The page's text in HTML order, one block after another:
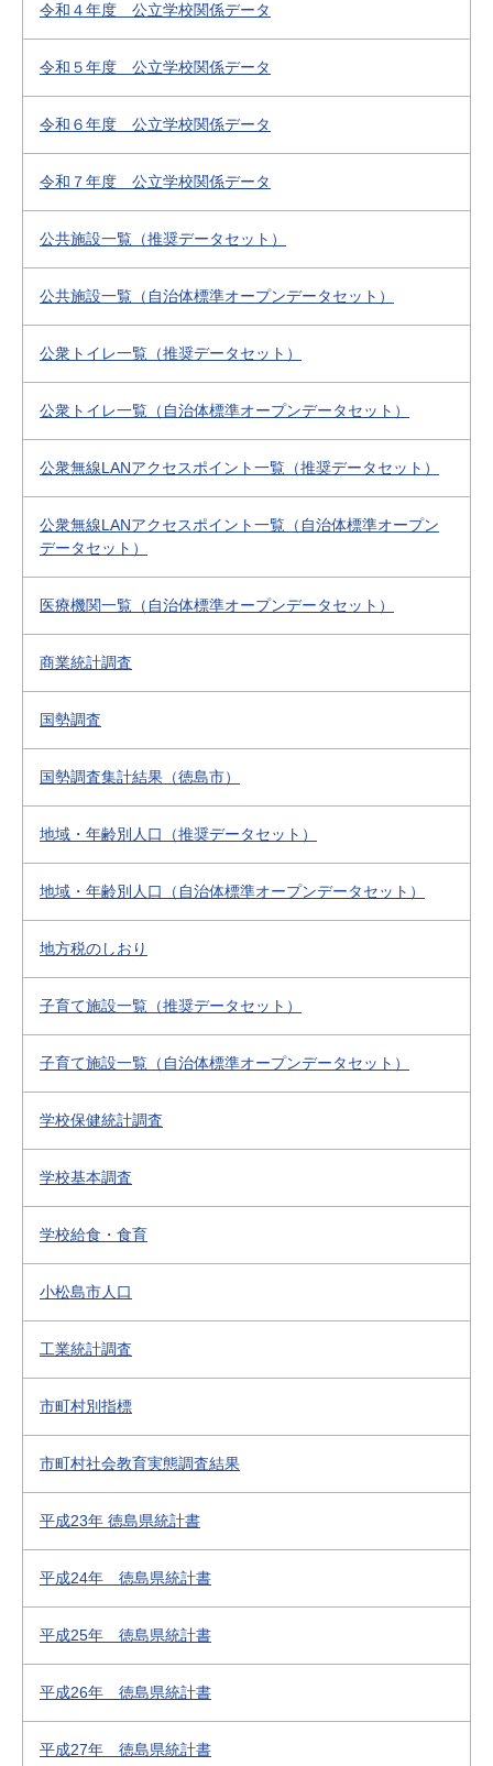
令和４年度 公立学校関係データ
令和５年度 公立学校関係データ
令和６年度 公立学校関係データ
令和７年度 公立学校関係データ
公共施設一覧（推奨データセット）
公共施設一覧（自治体標準オープンデータセット）
公衆トイレ一覧（推奨データセット）
公衆トイレ一覧（自治体標準オープンデータセット）
公衆無線LANアクセスポイント一覧（推奨データセット）
公衆無線LANアクセスポイント一覧（自治体標準オープン
データセット）
医療機関一覧（自治体標準オープンデータセット）
商業統計調査
国勢調査
国勢調査集計結果（徳島市）
地域・年齢別人口（推奨データセット）
地域・年齢別人口（自治体標準オープンデータセット）
地方税のしおり
子育て施設一覧（推奨データセット）
子育て施設一覧（自治体標準オープンデータセット）
学校保健統計調査
学校基本調査
学校給食・食育
小松島市人口
工業統計調査
市町村別指標
市町村社会教育実態調査結果
平成23年 徳島県統計書
平成24年 徳島県統計書
平成25年 徳島県統計書
平成26年 徳島県統計書
平成27年 徳島県統計書